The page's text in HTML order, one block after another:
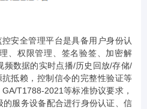
安全管理平台是具备用户身份认
、权限管理、签名验签、加密解
频数据的实时点播/历史回放/存储/
抵赖，控制信令的完整性验证等
T1788-2021等标准协议要求，
的服务设备配合进行身份认证、信